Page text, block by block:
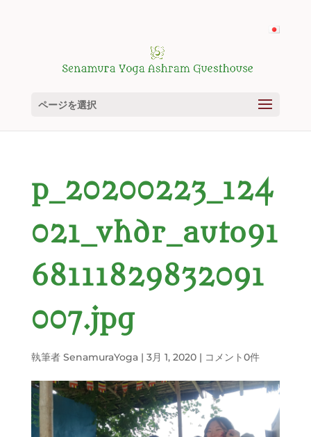
ページを選択
p_20200223_124
021_vhdr_auto91
68111829832091
007.jpg
執筆者 SenamuraYoga| 3月 1, 2020| コメント0件